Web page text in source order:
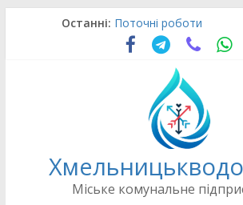
Останні: Поточні роботи
Поточні роботи
Аварійно-
Поточні роботи
Поточні роботи
Міське комунальне